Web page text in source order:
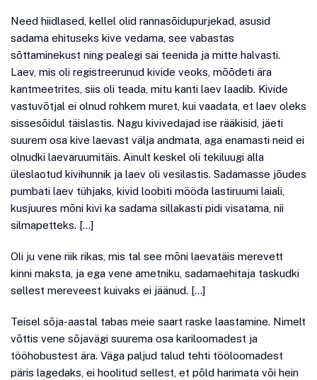
Need hiidlased, kellel olid rannasõidupurjekad, asusid
sadama ehituseks kive vedama, see vabastas
sõttaminekust ning pealegi sai teenida ja mitte halvasti.
Laev, mis oli registreerunud kivide veoks, mõõdeti ära
kantmeetrites, siis oli teada, mitu kanti laev laadib. Kivide
vastuvõtjal ei olnud rohkem muret, kui vaadata, et laev oleks
sissesõidul täislastis. Nagu kivivedajad ise rääkisid, jäeti
suurem osa kive laevast välja andmata, aga enamasti neid ei
olnudki laevaruumitäis. Ainult keskel oli tekiluugi alla
üleslaotud kivihunnik ja laev oli vesilastis. Sadamasse jõudes
pumbati laev tühjaks, kivid loobiti mööda lastiruumi laiali,
kusjuures mõni kivi ka sadama sillakasti pidi visatama, nii
silmapetteks. […]
Oli ju vene riik rikas, mis tal see mõni laevatäis merevett
kinni maksta, ja ega vene ametniku, sadamaehitaja taskudki
sellest mereveest kuivaks ei jäänud. […]
Teisel sõja-aastal tabas meie saart raske laastamine. Nimelt
võttis vene sõjavägi suurema osa kariloomadest ja
tööhobustest ära. Väga paljud talud tehti tööloomadest
päris lagedaks, ei hoolitud sellest, et põld harimata või hein